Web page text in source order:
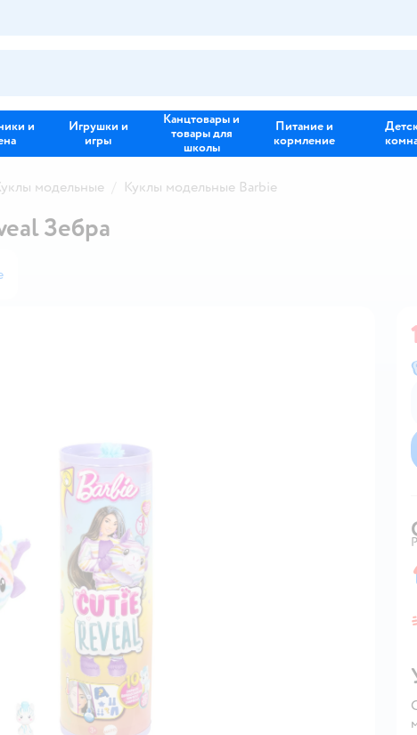
и
Игрушки и
игры
Канцтовары и
товары для
школы
Питание и
кормление
модельные Куклы модельные Barbie
Зебра